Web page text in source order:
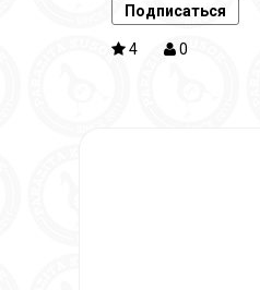
Подписаться
4 0